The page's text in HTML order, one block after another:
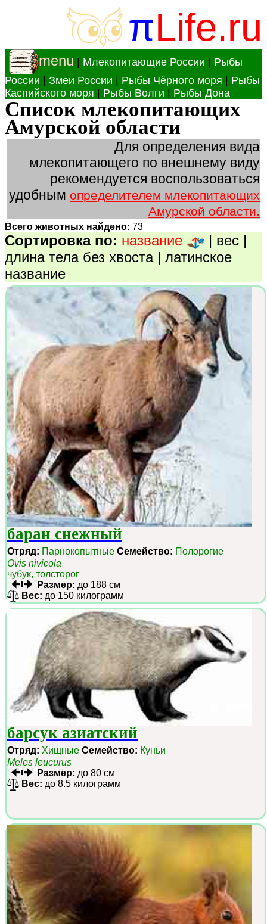
πLife.ru
menu Млекопитающие России
Рыбы
России
Змеи России Рыбы Чёрного моря
Рыбы
Каспийского моря
Рыбы Волги Рыбы Дона
Список млекопитающих
Амурской области
Для определения вида
млекопитающего по внешнему виду
рекомендуется воспользоваться
удобным определителем млекопитающих
Амурской области.
Всего животных найдено: 73
Сортировка по: название | вес |
длина тела без хвоста| латинское
название
баран снежный
Отряд: Парнокопытные Семейство: Полорогие
Ovis nivicola
чубук, толсторог
Размер: до 188 см
Вес: до 150 килограмм
барсук азиатский
Отряд: Хищные Семейство: Куньи
Meles leucurus
Размер: до 80 см
Вес: до 8.5 килограмм